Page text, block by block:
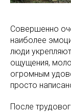
Совершенно
наиболее
люди
ощущения,
огромным
просто
После